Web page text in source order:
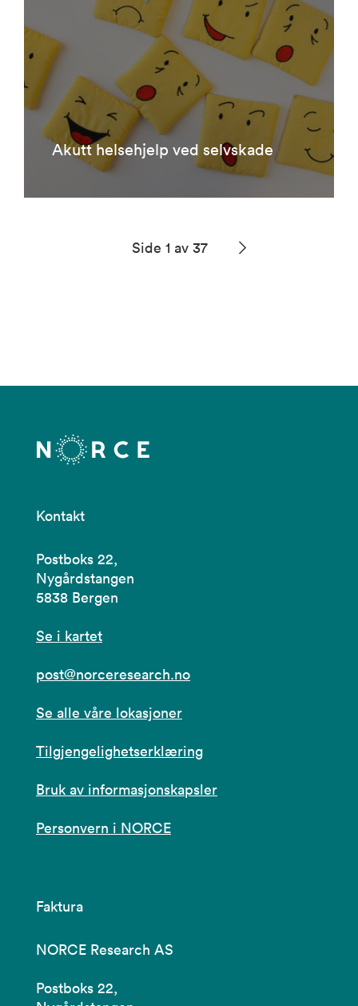
Akutt helsehjelp ved selvskade
Side 1 av 37
Kontakt
Postboks 22,
Nygårdstangen
5838 Bergen
Se i kartet
post@norceresearch.no
Se alle våre lokasjoner
Tilgjengelighetserklæring
Bruk av informasjonskapsler
Personvern i NORCE
Faktura
NORCE Research AS
Postboks 22,